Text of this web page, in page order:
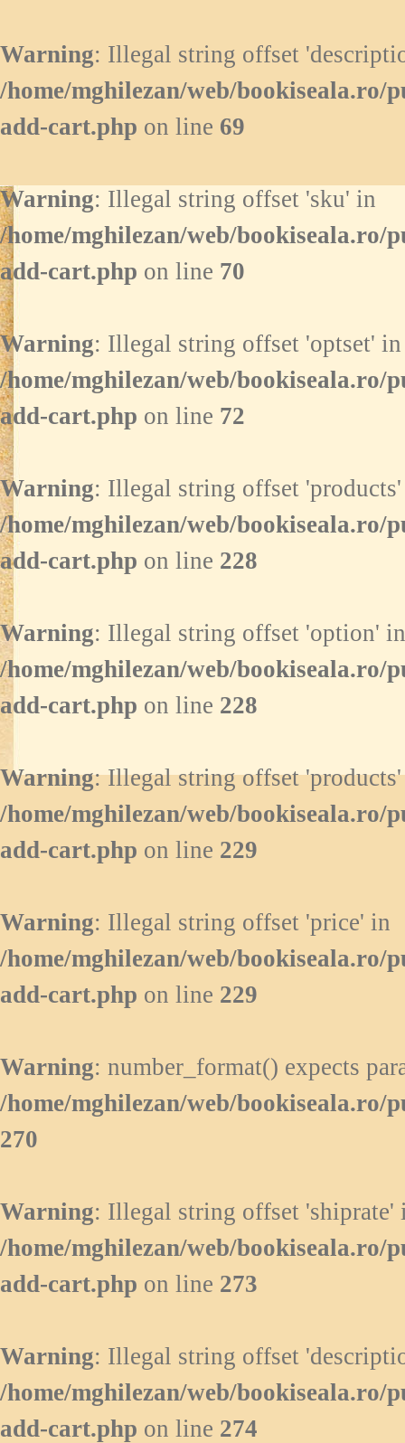
Warning: Illegal string offset
/home/mghilezan/web/bookiseala.ro/
add-cart.php on line 69
Warning: Illegal string offset 'sku' in
/home/mghilezan/web/bookiseala.ro/
add-cart.php on line 70
Warning: Illegal string offset 'optset' in
/home/mghilezan/web/bookiseala.ro/
add-cart.php on line 72
Warning: Illegal string offset
/home/mghilezan/web/bookiseala.ro/
add-cart.php on line 228
Warning: Illegal string offset 'option' in
/home/mghilezan/web/bookiseala.ro/
add-cart.php on line 228
Warning: Illegal string offset
/home/mghilezan/web/bookiseala.ro/
add-cart.php on line 229
Warning: Illegal string offset 'price' in
/home/mghilezan/web/bookiseala.ro/
add-cart.php on line 229
Warning: number_format() expects
/home/mghilezan/web/
270
Warning: Illegal string offset 'shiprate'
/home/mghilezan/web/bookiseala.ro/
add-cart.php on line 273
Warning: Illegal string offset
/home/mghilezan/web/bookiseala.ro/
add-cart.php on line 274